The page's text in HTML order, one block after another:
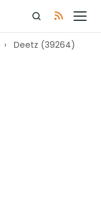
› Deetz (39264)